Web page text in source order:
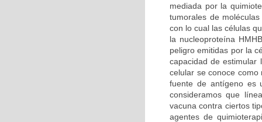
mediada por la
tumorales de
con lo cual las células
la nucleoproteína
peligro emitidas por la
capacidad de estimular
celular se conoce
fuente de antígeno es
consideramos que
vacuna contra ciertos
agentes de